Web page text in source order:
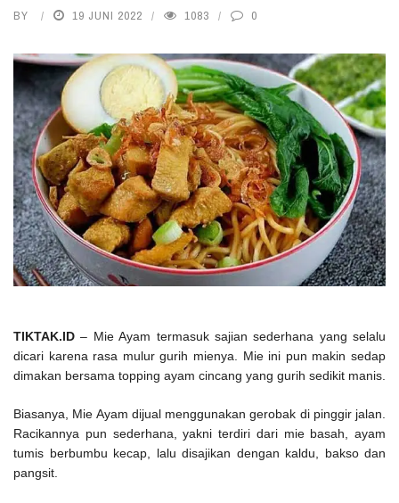
BY 19 JUNI 2022 1083 0
TIKTAK.ID– Mie Ayam termasuk sajian sederhana yang selalu
dicari karena rasa mulur gurih mienya. Mie ini pun makin sedap
dimakan bersama topping ayam cincang yang gurih sedikit manis.
Biasanya, Mie Ayam dijual menggunakan gerobak di pinggir jalan.
Racikannya pun sederhana, yakni terdiri dari mie basah, ayam
tumis berbumbu kecap, lalu disajikan dengan kaldu, bakso dan
pangsit.